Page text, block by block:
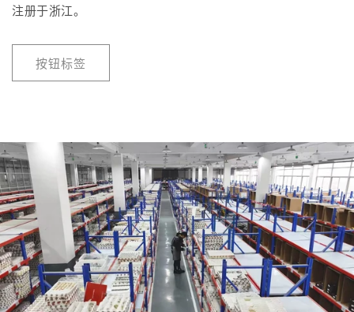
注册于浙江。
按钮标签